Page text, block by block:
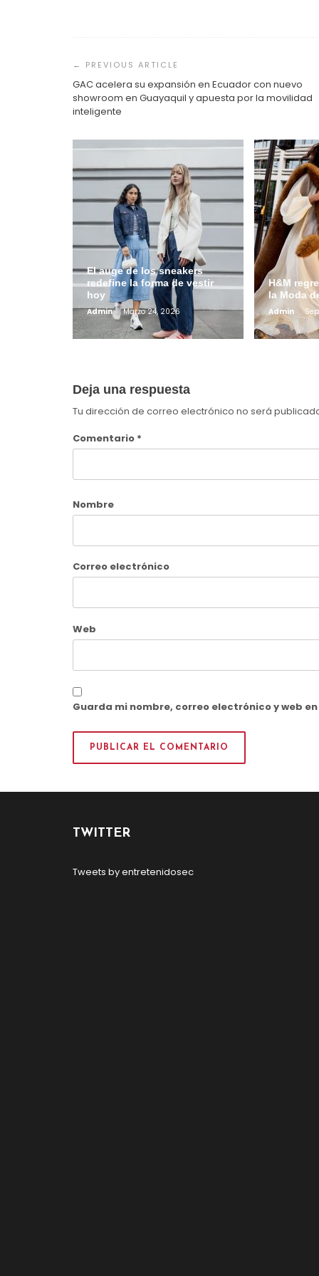
de
entradas
GAC acelera su expansión en Ecuador con nuevo
showroom en Guayaquil y apuesta por la movilidad
inteligente
El auge de los sneakers
redefine la forma de vestir
hoy
Admin Marzo 24, 2026
H&M
la Moda
Admin
Deja una respuesta
Tu dirección de correo electrónico no será
Comentario *
Nombre
Correo electrónico
Web
Guarda mi nombre, correo electrónico y web
TWITTER
Tweets by entretenidosec